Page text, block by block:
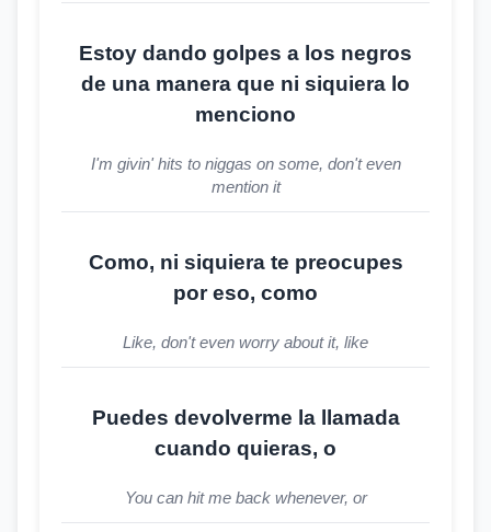
Estoy dando golpes a los negros
de una manera que ni siquiera lo
menciono
I'm givin' hits to niggas on some, don't even
mention it
Como, ni siquiera te preocupes
por eso, como
Like, don't even worry about it, like
Puedes devolverme la llamada
cuando quieras, o
You can hit me back whenever, or